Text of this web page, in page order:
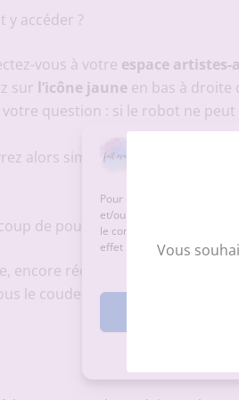
Pour offrir la meilleure
et/ou accéder aux
le comportement de
effet négatif sur certaines
Vous
y accéder ?
vous à votre espace artistes-
sur l’icône jaune en bas à
votre question : si le robot ne
alors simplement renseigner
de pouce bienvenu
encore récent, devrait faciliter
le coude si vous avez une